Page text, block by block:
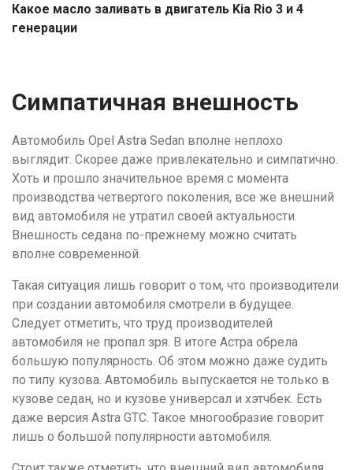
Какое масло заливать в двигатель Kia Rio 3 и 4
генерации
Симпатичная внешность
Автомобиль Opel Astra Sedan вполне неплохо
выглядит. Скорее даже привлекательно и симпатично.
Хоть и прошло значительное время с момента
производства четвертого поколения, все же внешний
вид автомобиля не утратил своей актуальности.
Внешность седана по-прежнему можно считать
вполне современной.
Такая ситуация лишь говорит о том, что производители
при создании автомобиля смотрели в будущее.
Следует отметить, что труд производителей
автомобиля не пропал зря. В итоге Астра обрела
большую популярность. Об этом можно даже судить
по типу кузова. Автомобиль выпускается не только в
кузове седан, но и кузове универсал и хэтчбек. Есть
даже версия Astra GTC. Такое многообразие говорит
лишь о большой популярности автомобиля.